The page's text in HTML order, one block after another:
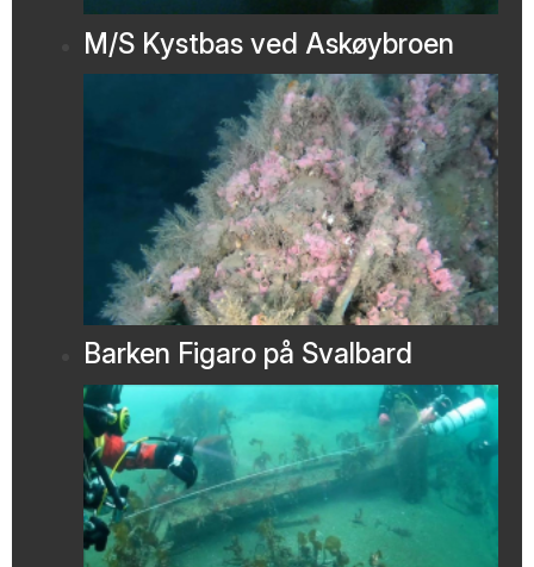
M/S Kystbas ved Askøybroen
Barken Figaro på Svalbard